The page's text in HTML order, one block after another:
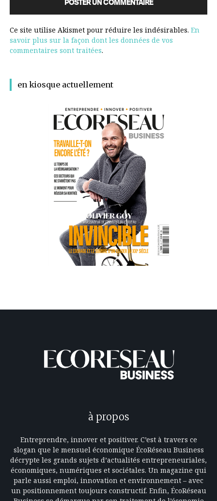
Ce site utilise Akismet pour réduire les indésirables. En
savoir plus sur la façon dont les données de vos
commentaires sont traitées.
en kiosque actuellement
à propos
Entreprendre, innover et positiver. C’est à travers ce
slogan que le mensuel économique ÉcoRéseau Business
décrypte les grands sujets d’actualités entrepreneuriales,
économiques, numériques et sociétales. Un magazine qui
parle aussi emploi, innovation et environnement – avec
un positionnement toujours constructif. Enfin, ÉcoRéseau